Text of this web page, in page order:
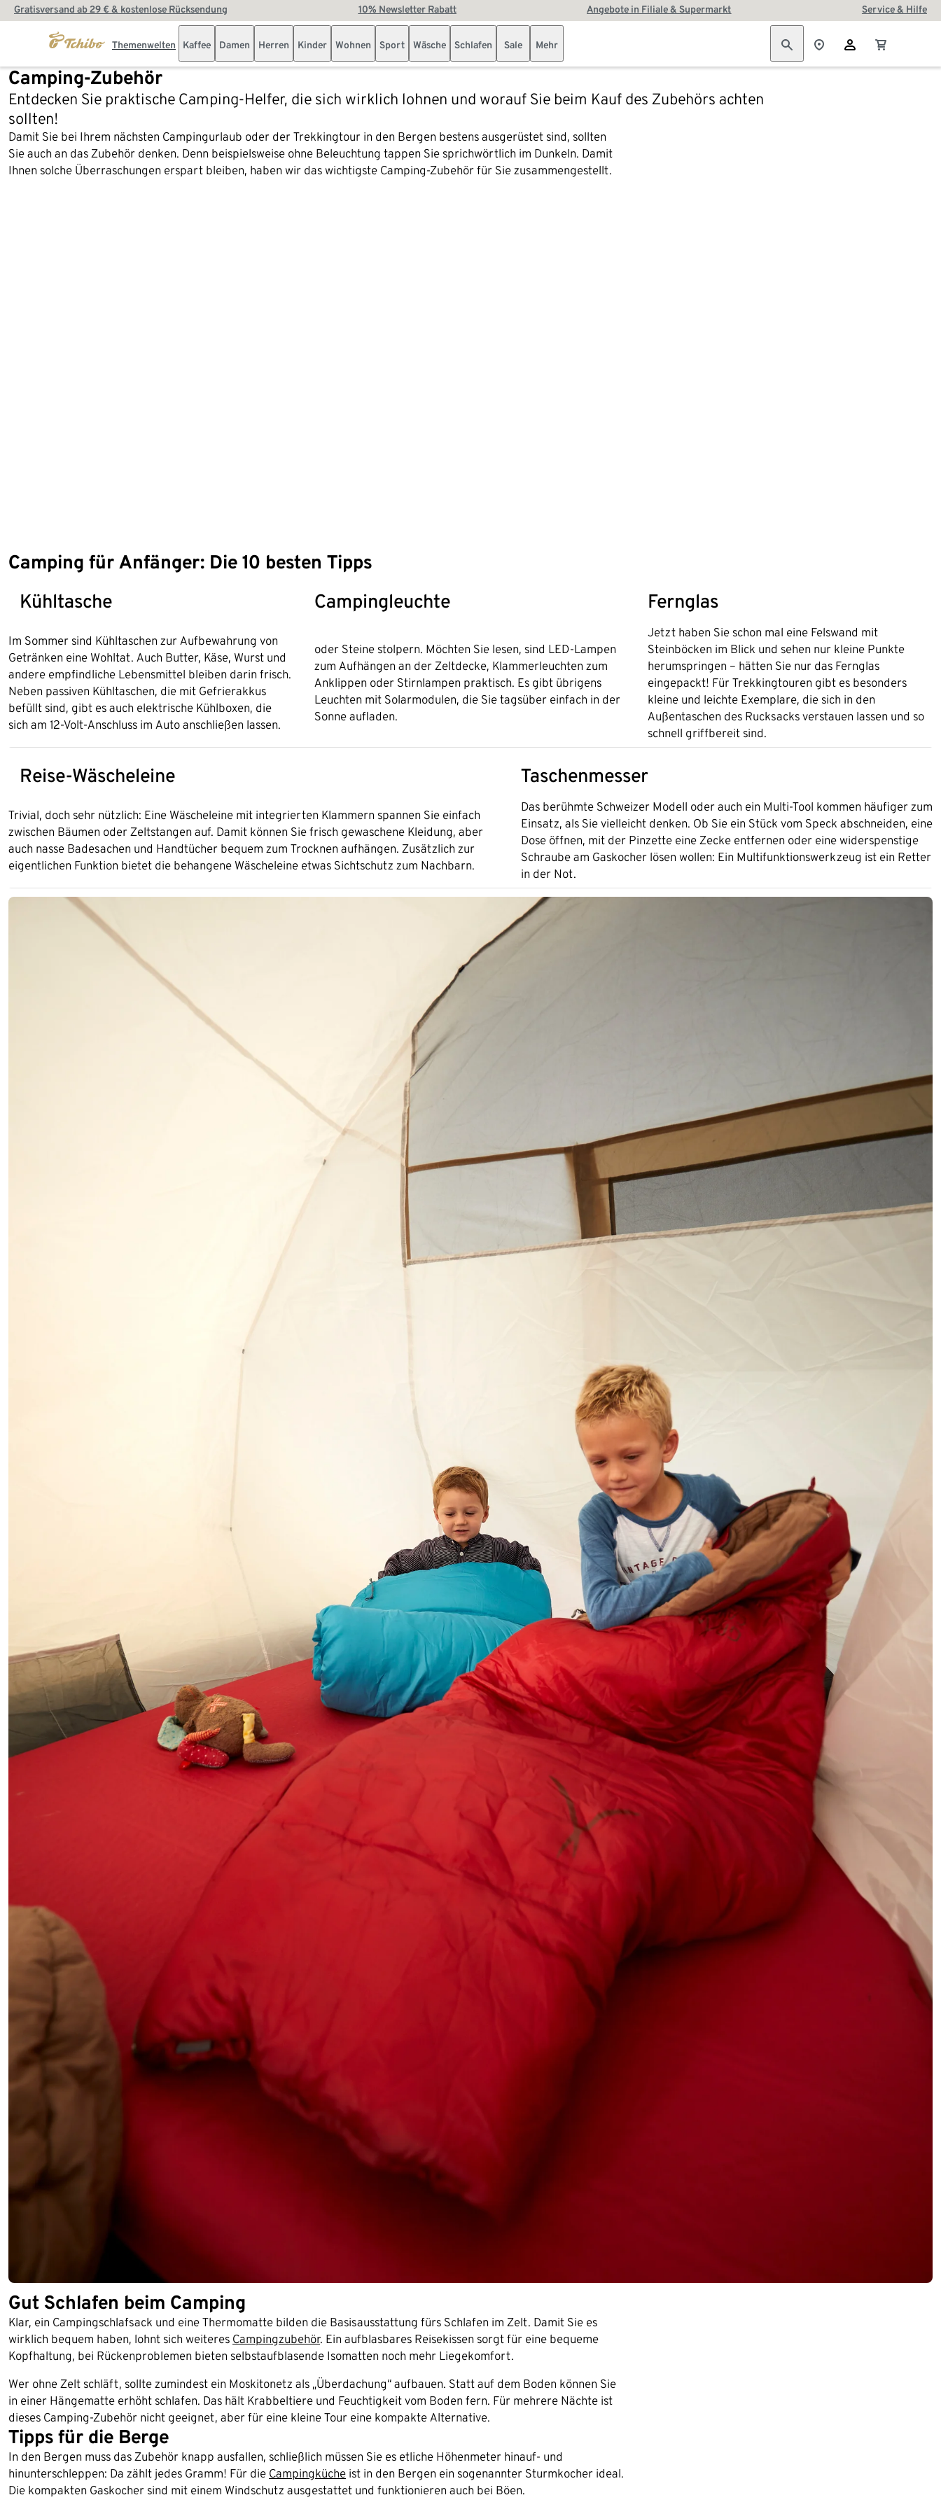
Gratisversand ab 29 € & kostenlose Rücksendung 10% Newsletter Rabatt Angebote in Filiale & Supermarkt Service & Hilfe
Themenwelten Kaffee Damen Herren Kinder Wohnen Sport Wäsche Schlafen Sale Mehr
Camping-Zubehör
Entdecken Sie praktische Camping-Helfer, die sich wirklich lohnen und worauf Sie beim Kauf des Zubehörs achten
sollten!
Damit Sie bei Ihrem nächsten Campingurlaub oder der Trekkingtour in den Bergen bestens ausgerüstet sind, sollten
Sie auch an das Zubehör denken. Denn beispielsweise ohne Beleuchtung tappen Sie sprichwörtlich im Dunkeln. Damit
Ihnen solche Überraschungen erspart bleiben, haben wir das wichtigste Camping-Zubehör für Sie zusammengestellt.
Camping für Anfänger: Die 10 besten Tipps
Kühltasche
Campingleuchte Fernglas
Im Sommer sind Kühltaschen zur Aufbewahrung von
Getränken eine Wohltat. Auch Butter, Käse, Wurst und
andere empfindliche Lebensmittel bleiben darin frisch.
Neben passiven Kühltaschen, die mit Gefrierakkus
befüllt sind, gibt es auch elektrische Kühlboxen, die
sich am 12-Volt-Anschluss im Auto anschließen lassen.
oder Steine stolpern. Möchten Sie lesen, sind LED-Lampen
zum Aufhängen an der Zeltdecke, Klammerleuchten zum
Anklippen oder Stirnlampen praktisch. Es gibt übrigens
Leuchten mit Solarmodulen, die Sie tagsüber einfach in der
Sonne aufladen.
Jetzt haben Sie schon mal eine Felswand mit
Steinböcken im Blick und sehen nur kleine Punkte
herumspringen – hätten Sie nur das Fernglas
eingepackt! Für Trekkingtouren gibt es besonders
kleine und leichte Exemplare, die sich in den
Außentaschen des Rucksacks verstauen lassen und so
schnell griffbereit sind.
Reise-Wäscheleine Taschenmesser
Trivial, doch sehr nützlich: Eine Wäscheleine mit integrierten Klammern spannen Sie einfach
zwischen Bäumen oder Zeltstangen auf. Damit können Sie frisch gewaschene Kleidung, aber
auch nasse Badesachen und Handtücher bequem zum Trocknen aufhängen. Zusätzlich zur
eigentlichen Funktion bietet die behangene Wäscheleine etwas Sichtschutz zum Nachbarn.
Das berühmte Schweizer Modell oder auch ein Multi-Tool kommen häufiger zum
Einsatz, als Sie vielleicht denken. Ob Sie ein Stück vom Speck abschneiden, eine
Dose öffnen, mit der Pinzette eine Zecke entfernen oder eine widerspenstige
Schraube am Gaskocher lösen wollen: Ein Multifunktionswerkzeug ist ein Retter
in der Not.
Gut Schlafen beim Camping
Klar, ein Campingschlafsack und eine Thermomatte bilden die Basisausstattung fürs Schlafen im Zelt. Damit Sie es
wirklich bequem haben, lohnt sich weiteres Campingzubehör. Ein aufblasbares Reisekissen sorgt für eine bequeme
Kopfhaltung, bei Rückenproblemen bieten selbstaufblasende Isomatten noch mehr Liegekomfort.
Wer ohne Zelt schläft, sollte zumindest ein Moskitonetz als „Überdachung“ aufbauen. Statt auf dem Boden können Sie
in einer Hängematte erhöht schlafen. Das hält Krabbeltiere und Feuchtigkeit vom Boden fern. Für mehrere Nächte ist
dieses Camping-Zubehör nicht geeignet, aber für eine kleine Tour eine kompakte Alternative.
Tipps für die Berge
In den Bergen muss das Zubehör knapp ausfallen, schließlich müssen Sie es etliche Höhenmeter hinauf- und
hinunterschleppen: Da zählt jedes Gramm! Für die Campingküche ist in den Bergen ein sogenannter Sturmkocher ideal.
Die kompakten Gaskocher sind mit einem Windschutz ausgestattet und funktionieren auch bei Böen.